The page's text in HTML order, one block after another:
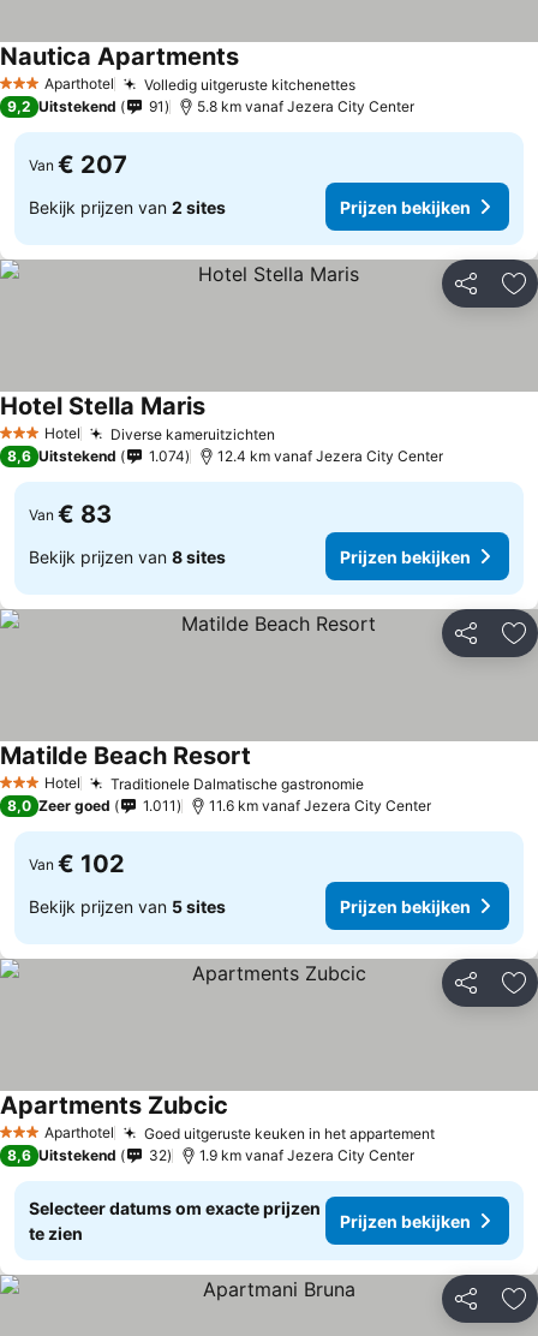
3 SterrenAparthotel Volledig uitgeruste kitchenettes
Nautica Apartments
9,2 Uitstekend 91 5.8 km vanaf Jezera City Center
Van € 207
Bekijk prijzen van 2 sites Prijzen bekijken
Delen
3 SterrenHotel Diverse kameruitzichten
Hotel Stella Maris
8,6 Uitstekend 1.074 12.4 km vanaf Jezera City Center
Van € 83
Bekijk prijzen van 8 sites Prijzen bekijken
Delen
3 SterrenHotel Traditionele Dalmatische gastronomie
Matilde Beach Resort
8,0 Zeer goed 1.011 11.6 km vanaf Jezera City Center
Van € 102
Bekijk prijzen van 5 sites Prijzen bekijken
Delen
3 SterrenAparthotel Goed uitgeruste keuken in het appartement
Apartments Zubcic
8,6 Uitstekend 32 1.9 km vanaf Jezera City Center
Selecteer datums om exacte prijzen
te zien
Prijzen bekijken
Delen